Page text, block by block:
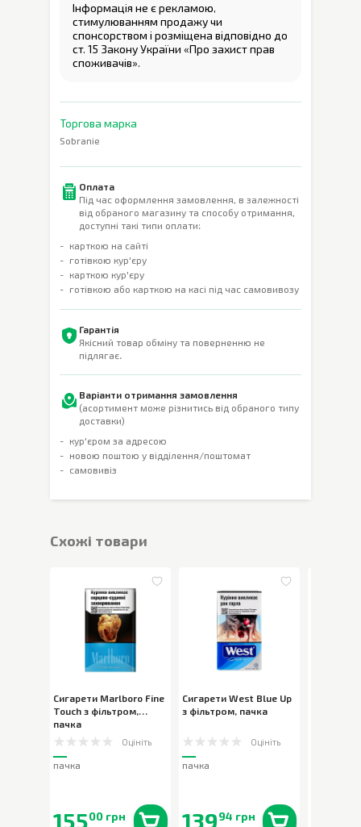
Інформація не є рекламою,
стимулюванням продажу чи
спонсорством і розміщена відповідно до
ст. 15 Закону України «Про захист прав
споживачів».
Торгова марка
Sobranie
Оплата
Під час оформлення замовлення, в залежності
від обраного магазину та способу отримання,
доступні такі типи оплати:
карткою на сайті
готівкою кур'єру
карткою кур'єру
готівкою або карткою на касі під час самовивозу
Гарантія
Якісний товар обміну та поверненню не
підлягає.
Варіанти отримання замовлення
(асортимент може різнитись від обраного типу
доставки)
кур'єром за адресою
новою поштою у відділення/поштомат
самовивіз
Cхожі товари
Сигарети Marlboro Fine
Touch з фільтром,
пачка
Оцініть
пачка
15500 грн
Сигарети West Blue Up
з фільтром, пачка
Оцініть
пачка
13994 грн